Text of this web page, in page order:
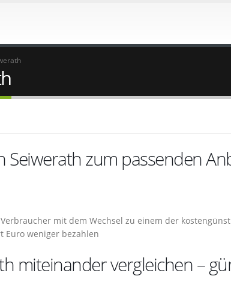
Seiwerath zum passenden
mit dem Wechsel zu einem der
Euro weniger bezahlen
miteinander vergleichen –